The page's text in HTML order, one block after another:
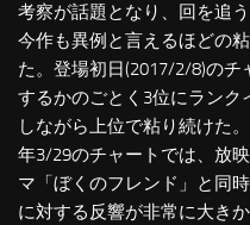
考察が話題となり、回を追
今作も異例と言えるほどの
た。登場初日(2017/2/8)の
するかのごとく3位にランク
しながら上位で粘り続けた
年3/29のチャートでは、放
マ「ぼくのフレンド」と同
に対する反響が非常に大き